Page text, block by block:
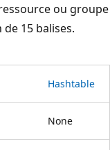
ou groupe
15 balises.
Hashtable
None